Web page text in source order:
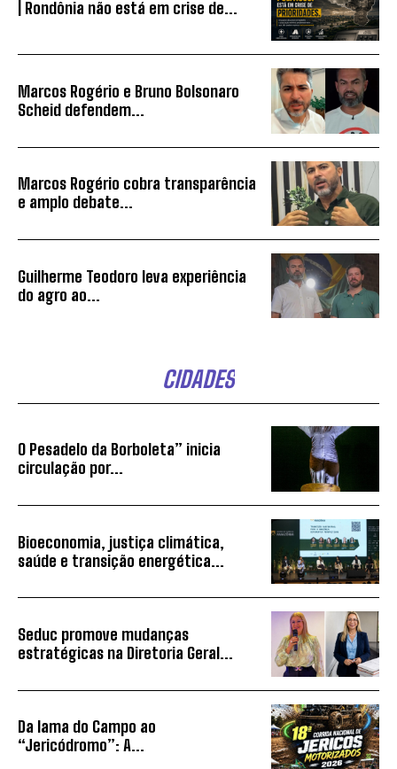
| Rondônia não está em crise de...
Marcos Rogério e Bruno Bolsonaro
Scheid defendem...
Marcos Rogério cobra transparência
e amplo debate...
Guilherme Teodoro leva experiência
do agro ao...
CIDADES
O Pesadelo da Borboleta” inicia
circulação por...
Bioeconomia, justiça climática,
saúde e transição energética...
Seduc promove mudanças
estratégicas na Diretoria Geral...
Da lama do Campo ao
“Jericódromo”: A...